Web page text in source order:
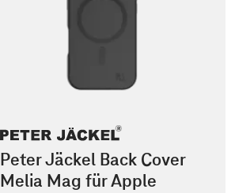
Peter Jäckel Back Cover
Melia Mag für Apple